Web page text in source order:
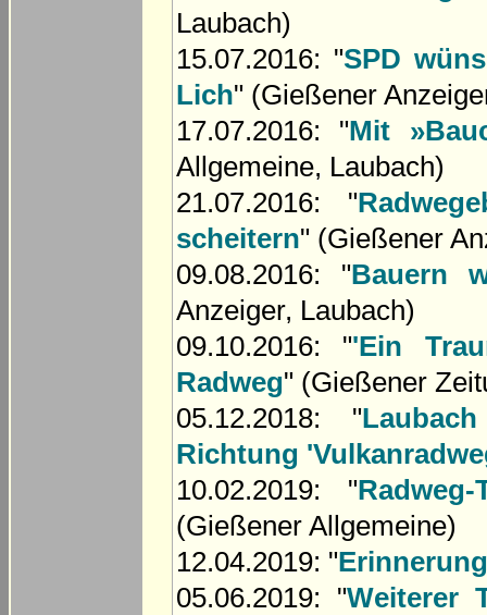
Laubach)
15.07.2016: "SPD
Lich" (Gießener
17.07.2016: "Mit
Allgemeine, Laubach)
21.07.2016: "
scheitern" (Gießener
09.08.2016: "Bauern
Anzeiger, Laubach)
09.10.2016: "'Ein
Radweg" (Gießener
05.12.2018: "
Richtung
10.02.2019: "
(Gießener Allgemeine)
12.04.2019: "
05.06.2019: "Weiterer